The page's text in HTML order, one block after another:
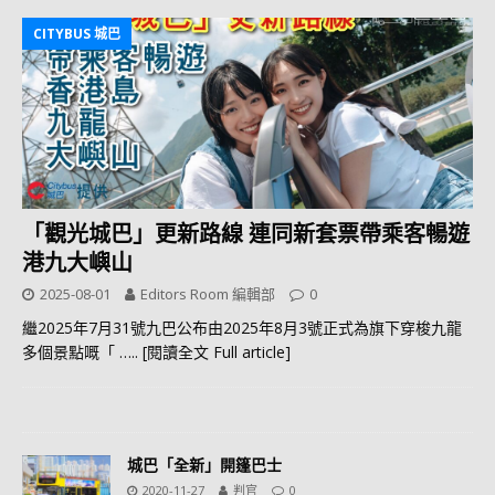
CITYBUS 城巴
「觀光城巴」更新路線 連同新套票帶乘客暢遊
港九大嶼山
2025-08-01 Editors Room 編輯部 0
繼2025年7月31號九巴公布由2025年8月3號正式為旗下穿梭九龍
多個景點嘅「 ….. [閱讀全文 Full article]
城巴「全新」開篷巴士
2020-11-27 判官 0